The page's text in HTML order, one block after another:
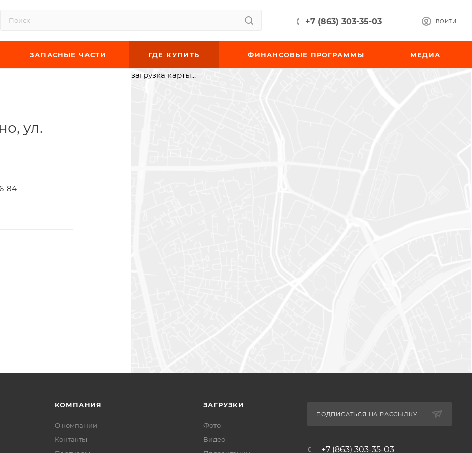
ВОЙТИ
+7 (863) 303-35-03
ЗАПАСНЫЕ ЧАСТИ ГДЕ КУПИТЬ ФИНАНСОВЫЕ ПРОГРАММЫ МЕДИА
ул.
84
загрузка карты...
КОМПАНИЯ
О компании
Контакты
ЗАГРУЗКИ
Фото
Видео
ПОДПИСАТЬСЯ НА РАССЫЛКУ
+7 (863) 303-35-03